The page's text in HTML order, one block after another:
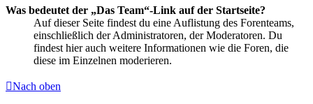
Was bedeutet der „Das Team“-Link auf der Startseite?
Auf dieser Seite findest du eine Auflistung des Forenteams,
einschließlich der Administratoren, der Moderatoren. Du
findest hier auch weitere Informationen wie die Foren, die
diese im Einzelnen moderieren.
Nach oben